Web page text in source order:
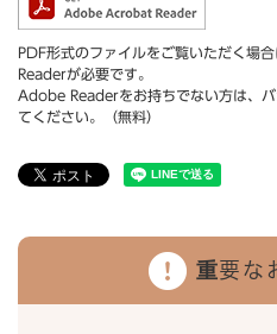
PDF形式のファイルをご覧いただく場
Readerが必要です。
Adobe Readerをお持ちでない方は、
てください。（無料）
重要な